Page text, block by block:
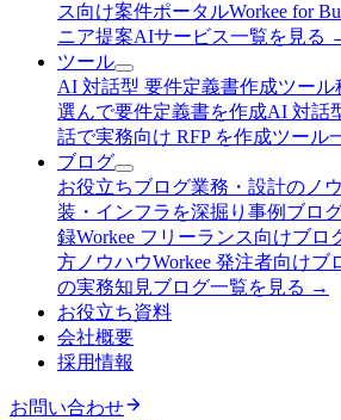
ス向け案件ポータルWorkee for
ニア提案AIサービス一覧を見る
ツール
AI 対話型 要件定義書作成ツール
選んで要件定義書を作成AI 対話
話で実務向け RFP を作成ツール
ブログ
お役立ちブログ業務・設計のノ
装・インフラを深掘り 事例ブロ
録Workee フリーランス向けブロ
方ノウハウWorkee 発注者向けブ
の実務知見ブログ一覧を見る →
お役立ち資料
会社概要
採用情報
お問い合わせ